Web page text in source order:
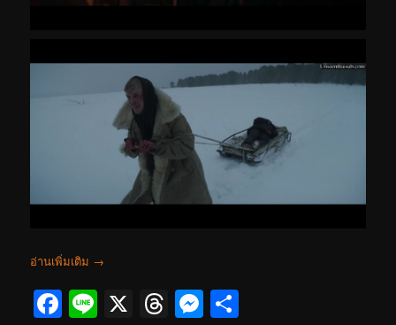
อ่านเพิ่มเติม →
Facebook
Line
X Threads
Messenger